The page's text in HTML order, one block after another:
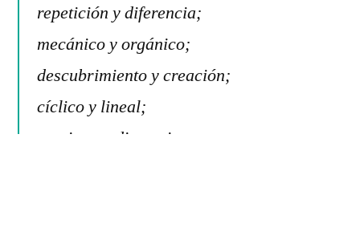
repetición y diferencia;
mecánico y orgánico;
descubrimiento y creación;
cíclico y lineal;
continuo y discontinuo;